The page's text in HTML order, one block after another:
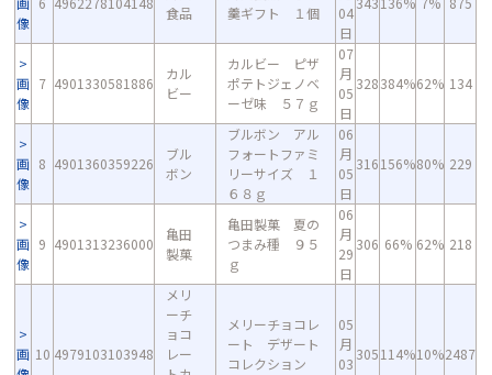
像
食品
羹ギフト １個
04
日
画
像
7 4901330581886
カル
ビー
カルビー ピザ
ポテトジェノベ
ーゼ味 ５７ｇ
07
月
05
日
328384%62% 134
画
像
8 4901360359226
ブル
ボン
ブルボン アル
フォートファミ
リーサイズ １
６８ｇ
06
月
05
日
316156%80% 229
画
像
9 4901313236000
亀田
製菓
亀田製菓 夏の
つまみ種 ９５
ｇ
06
月
29
日
306 66% 62% 218
画 10 4979103103948
メリ
ーチ
ョコ
レー
メリーチョコレ
ート デザート
コレクション
05
月
03
305114%10%2487